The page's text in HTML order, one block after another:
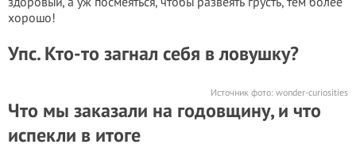
хорошо!
Упс. Кто-то загнал себя в ловушку?
Источник фото: wonder-curiosities
Что мы заказали на годовщину, и что
испекли в итоге